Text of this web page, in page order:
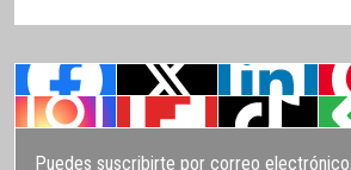
Puedes suscribirte por correo